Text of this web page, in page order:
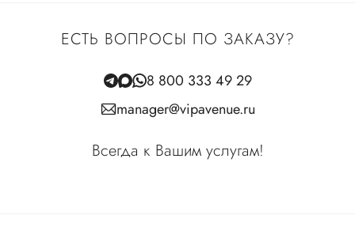
ЕСТЬ ВОПРОСЫ ПО ЗАКАЗУ?
8 800 333 49 29
manager@vipavenue.ru
Всегда к Вашим услугам!